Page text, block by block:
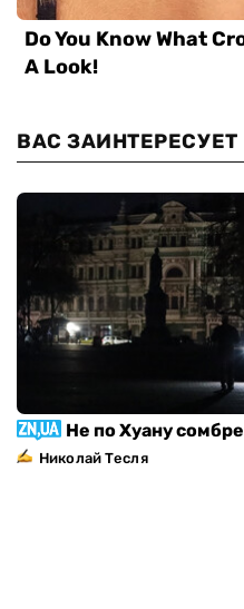
ВАС ЗАИНТЕРЕСУЕТ
Не по Хуану
Николай Тесля